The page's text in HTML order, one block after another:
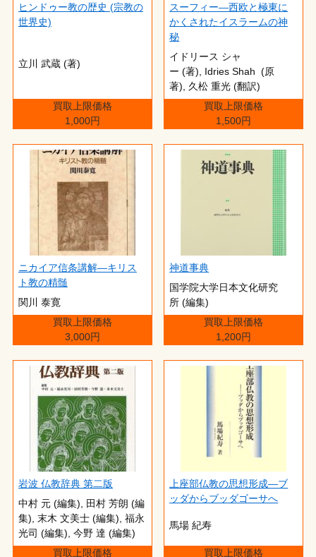
ヒンドゥー教の歴史 (宗教の
世界史)
立川 武蔵 (著)
買取上限価格
1,000円
スーフィー―西欧と極東に
かくされたイスラームの神
秘
イドリース シャ
ー (著), Idries Shah (原
著), 久松 重光 (翻訳)
買取上限価格
1,500円
ニカイア信条講解―キリス
ト教の精髄
関川 泰寛
買取上限価格
3,000円
神道事典
国学院大学日本文化研究
所 (編集)
買取上限価格
1,200円
岩波 仏教辞典 第二版
中村 元 (編集), 田村 芳朗 (編
集), 末木 文美士 (編集), 福永
光司 (編集), 今野 達 (編集)
買取上限価格
上座部仏教の思想形成―ブ
ッダからブッダゴーサへ
馬場 紀寿
買取上限価格